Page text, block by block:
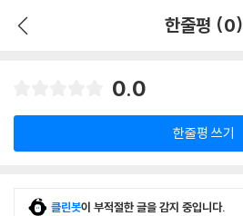
한줄평 (0)
0.0
한줄평 쓰기
클린봇이 부적절한 글을 감지 중입니다.